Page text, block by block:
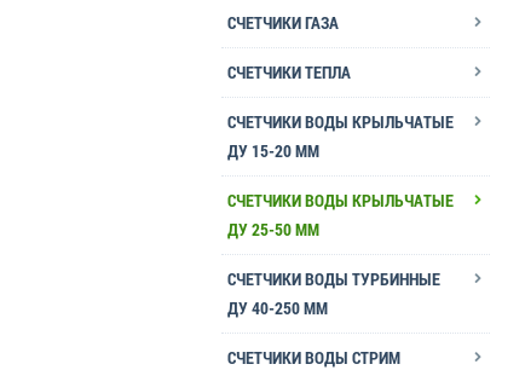
СЧЕТЧИКИ ГАЗА
СЧЕТЧИКИ ТЕПЛА
СЧЕТЧИКИ ВОДЫ КРЫЛЬЧАТЫЕ
ДУ 15-20 ММ
СЧЕТЧИКИ ВОДЫ КРЫЛЬЧАТЫЕ
ДУ 25-50 ММ
СЧЕТЧИКИ ВОДЫ ТУРБИННЫЕ
ДУ 40-250 ММ
СЧЕТЧИКИ ВОДЫ СТРИМ